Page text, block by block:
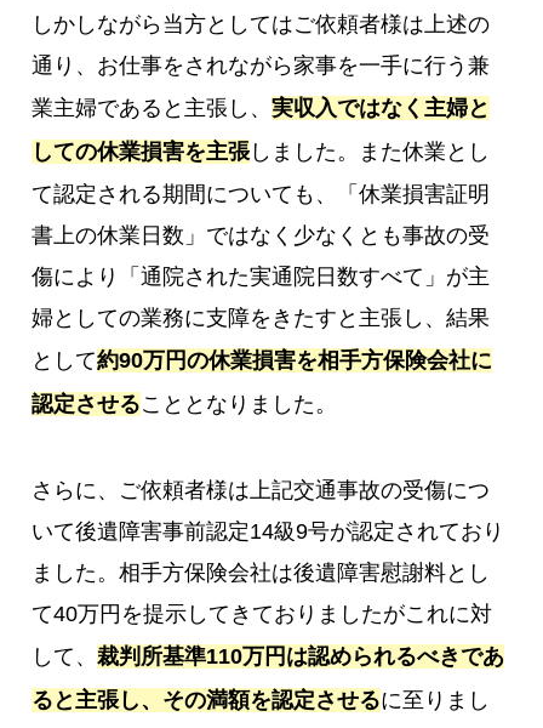
しかしながら当方としてはご依頼者様は上述の
通り、お仕事をされながら家事を一手に行う兼
業主婦であると主張し、実収入ではなく主婦と
しての休業損害を主張 しました。また休業とし
て認定される期間についても、「休業損害証明
書上の休業日数」ではなく少なくとも事故の受
傷により「通院された実通院日数すべて」が主
婦としての業務に支障をきたすと主張し、結果
として約90万円の休業損害を相手方保険会社に
認定させることとなりました。
さらに、ご依頼者様は上記交通事故の受傷につ
いて後遺障害事前認定14級9号が認定されており
ました。相手方保険会社は後遺障害慰謝料とし
て40万円を提示してきておりましたがこれに対
して、裁判所基準110万円は認められるべきであ
ると主張し、その満額を認定させるに至りまし